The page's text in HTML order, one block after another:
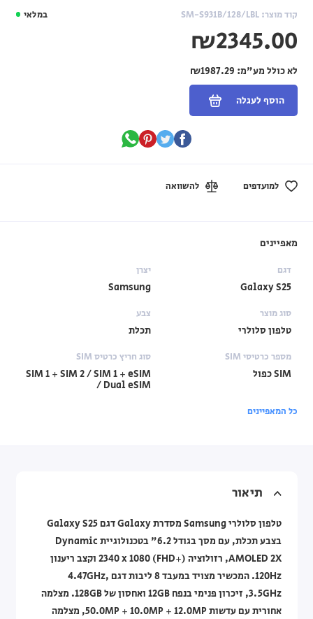
במלאי קוד מוצר: SM-S931B/128/LBL
₪2345.00
לא כולל מע"מ:
הוסף לעגלה
למועדפים להשוואה
מאפיינים
דגם
Galaxy S25
יצרן
Samsung
סוג מוצר
טלפון סלולרי
צבע
תכלת
מספר כרטיסי SIM
SIM כפול
סוג חריץ כרטיס SIM
SIM 1 + SIM 2 / SIM 1 + eSIM
/ Dual eSIM
כל המאפיינים
תיאור
טלפון סלולרי Samsung מסדרת Galaxy דגם Galaxy S25
בצבע תכלת, עם מסך בגודל 6.2" בטכנולוגיית Dynamic
AMOLED 2X, רזולוציה ‎2340 x 1080 (FHD+)‎ וקצב ריענון
120Hz. המכשיר מצויד במעבד 8 ליבות דגם 4.47GHz,
3.5GHz, זיכרון פנימי בנפח 12GB ואחסון של 128GB. מצלמה
אחורית עם עדשות 50.0MP + 10.0MP + 12.0MP, מצלמה